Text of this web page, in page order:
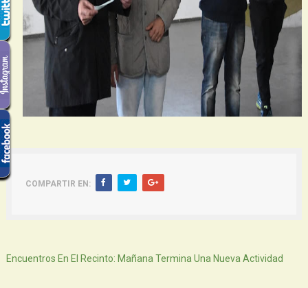
COMPARTIR EN:
Encuentros En El Recinto: Mañana Termina Una Nueva Actividad